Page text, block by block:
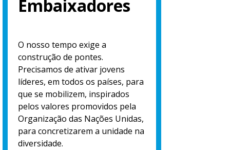
Embaixadores
O nosso tempo exige a
construção de pontes.
Precisamos de ativar jovens
líderes, em todos os países, para
que se mobilizem, inspirados
pelos valores promovidos pela
Organização das Nações Unidas,
para concretizarem a unidade na
diversidade.